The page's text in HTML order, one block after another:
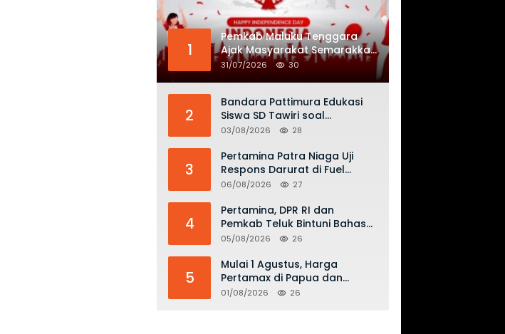
1
Pemkab Maluku Tenggara
Ajak Masyarakat Semarakkan
HUT ke-81 RI dengan
31/07/2026 30
2
Bandara Pattimura Edukasi
Siswa SD Tawiri soal
Keselamatan Penerbangan
layang di KKOP
03/08/2026 28
3
Pertamina Patra Niaga Uji
Respons Darurat di Fuel
Terminal Biak, Antisipasi Risiko
BBM
06/08/2026 27
4
Pertamina, DPR RI dan
Pemkab Teluk Bintuni Bahas
Penguatan Distribusi BBM dan
05/08/2026 26
5
Mulai 1 Agustus, Harga
Pertamax di Papua dan
Maluku Turun Jadi Rp16.300
01/08/2026 26